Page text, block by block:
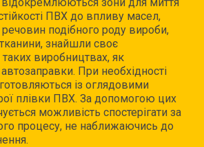
ПВХ до впливу масел,
подібного роду вироби,
знайшли своє
таких виробництвах, як
При необхідності
із оглядовими
плівки ПВХ. За допомогою цих
можливість спостерігати за
процесу, не наближаючись до